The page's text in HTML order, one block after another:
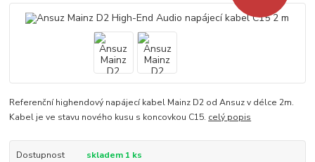
Referenční highendový napájecí kabel Mainz D2 od Ansuz v délce 2m.
Kabel je ve stavu nového kusu s koncovkou C15. celý popis
Dostupnost skladem 1 ks